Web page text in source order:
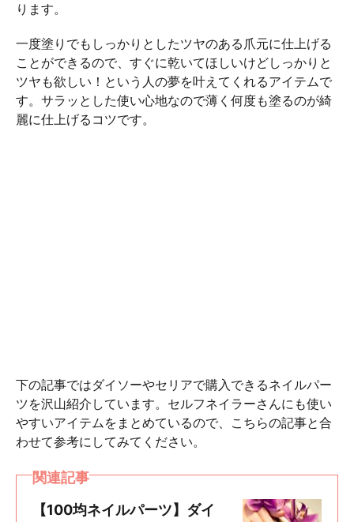
ります。
一度塗りでもしっかりとしたツヤのある爪元に仕上げる
ことができるので、すぐに乾いてほしいけどしっかりと
ツヤも欲しい！という人の夢を叶えてくれるアイテムで
す。サラッとした使い心地なので薄く何度も塗るのが綺
麗に仕上げるコツです。
下の記事ではダイソーやセリアで購入できるネイルパー
ツを沢山紹介しています。セルフネイラーさんにも使い
やすいアイテムをまとめているので、こちらの記事と合
わせて参考にしてみてください。
関連記事
【100均ネイルパーツ】ダイ